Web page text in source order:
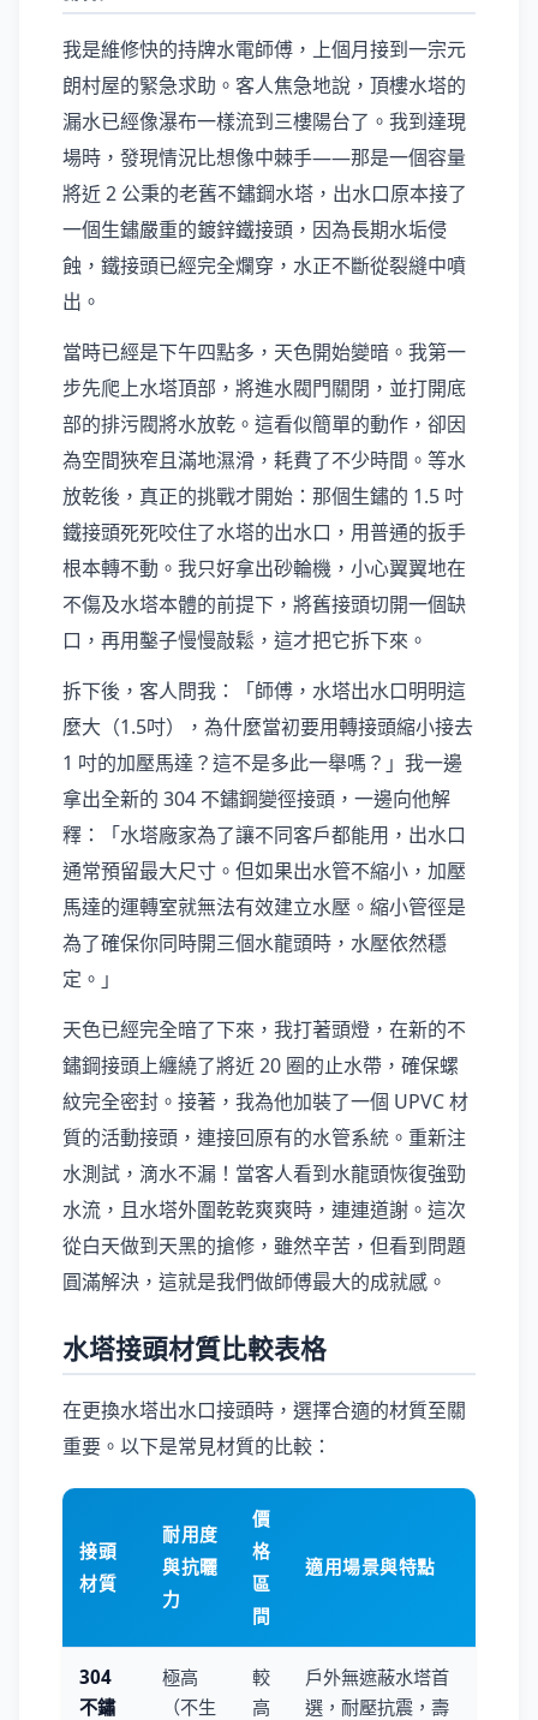
我是維修快的持牌水電師傅，上個月接到一宗元
朗村屋的緊急求助。客人焦急地說，頂樓水塔的
漏水已經像瀑布一樣流到三樓陽台了。我到達現
場時，發現情況比想像中棘手——那是一個容量
將近 2 公秉的老舊不鏽鋼水塔，出水口原本接了
一個生鏽嚴重的鍍鋅鐵接頭，因為長期水垢侵
蝕，鐵接頭已經完全爛穿，水正不斷從裂縫中噴
出。
當時已經是下午四點多，天色開始變暗。我第一
步先爬上水塔頂部，將進水閥門關閉，並打開底
部的排污閥將水放乾。這看似簡單的動作，卻因
為空間狹窄且滿地濕滑，耗費了不少時間。等水
放乾後，真正的挑戰才開始：那個生鏽的 1.5 吋
鐵接頭死死咬住了水塔的出水口，用普通的扳手
根本轉不動。我只好拿出砂輪機，小心翼翼地在
不傷及水塔本體的前提下，將舊接頭切開一個缺
口，再用鑿子慢慢敲鬆，這才把它拆下來。
拆下後，客人問我：「師傅，水塔出水口明明這
麼大（1.5吋），為什麼當初要用轉接頭縮小接去
1 吋的加壓馬達？這不是多此一舉嗎？」我一邊
拿出全新的 304 不鏽鋼變徑接頭，一邊向他解
釋：「水塔廠家為了讓不同客戶都能用，出水口
通常預留最大尺寸。但如果出水管不縮小，加壓
馬達的運轉室就無法有效建立水壓。縮小管徑是
為了確保你同時開三個水龍頭時，水壓依然穩
定。」
天色已經完全暗了下來，我打著頭燈，在新的不
鏽鋼接頭上纏繞了將近 20 圈的止水帶，確保螺
紋完全密封。接著，我為他加裝了一個 UPVC 材
質的活動接頭，連接回原有的水管系統。重新注
水測試，滴水不漏！當客人看到水龍頭恢復強勁
水流，且水塔外圍乾乾爽爽時，連連道謝。這次
從白天做到天黑的搶修，雖然辛苦，但看到問題
圓滿解決，這就是我們做師傅最大的成就感。
水塔接頭材質比較表格
在更換水塔出水口接頭時，選擇合適的材質至關
重要。以下是常見材質的比較：
接頭
材質
耐用度
與抗曬
力
價
格
區
間
適用場景與特點
304
不鏽
極高
（不生
較
高
戶外無遮蔽水塔首
選，耐壓抗震，壽